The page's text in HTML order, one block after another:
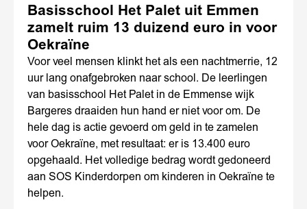
Basisschool Het Palet uit Emmen
zamelt ruim 13 duizend euro in voor
Oekraïne
Voor veel mensen klinkt het als een nachtmerrie, 12
uur lang onafgebroken naar school. De leerlingen
van basisschool Het Palet in de Emmense wijk
Bargeres draaiden hun hand er niet voor om. De
hele dag is actie gevoerd om geld in te zamelen
voor Oekraïne, met resultaat: er is 13.400 euro
opgehaald. Het volledige bedrag wordt gedoneerd
aan SOS Kinderdorpen om kinderen in Oekraïne te
helpen.